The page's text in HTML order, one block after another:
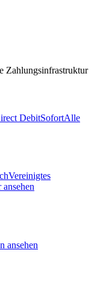
Zahlungsinfrastruktur
DebitSofortAlle
Vereinigtes
ansehen